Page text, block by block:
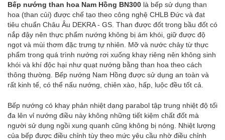
Bếp nướng than hoa Nam Hồng BN300 là bếp sử dụng than
hoa (than củi) được chế tạo theo công nghệ CHLB Đức và đạt
tiêu chuẩn Châu Âu DEKRA - GS. Than được đốt trong bầu đốt có
nắp đậy nên thực phẩm nướng không bị ám khói, giữ được độ
ngọt và mùi thơm đặc trưng tự nhiên. Mỡ và nước chảy từ thực
phẩm trong quá trình nướng rơi xuống khay riêng nên không sinh
khói và khí độc hại như quạt nướng bằng than hoa theo cách
thông thường. Bếp nướng Nam Hồng được sử dụng an toàn và
rất kinh tế, có thể nấu nướng, chiên xào, hấp, luộc đều tốt cả.
Bếp nướng có khay phản nhiệt dạng parabol tập trung nhiệt độ tối
đa lên vỉ nướng điều này không những tiết kiệm chất đốt mà
người sử dụng ngồi xung quanh cũng không bị nóng. Nhiệt lượng
của bếp được điều chỉnh tùy theo mức yêu cầu nhờ điều chỉnh